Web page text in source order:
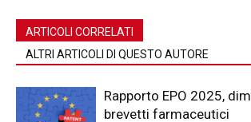
ARTICOLI CORRELATI
ALTRI ARTICOLI DI QUESTO AUTORE
Rapporto EPO 2025,
brevetti farmaceutici